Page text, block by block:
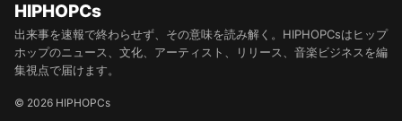
HIPHOPCs
出来事を速報で終わらせず、その意味を読み解く。HIPHOPCsはヒップ
ホップのニュース、文化、アーティスト、リリース、音楽ビジネスを編
集視点で届けます。
© 2026 HIPHOPCs